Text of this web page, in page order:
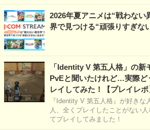
2026年夏アニメは“戦わない
界で見つける“頑張りすぎな
「Identity V 第五人格」の
PvEと聞いたけれど…実際ど
レイしてみた！【プレイレポ
『Identity V 第五人格』が好きな
人、全くプレイしたことがない
てプレイしてみました！